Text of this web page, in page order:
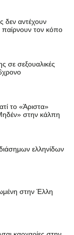
δεν αντέχουν
τον κόπο
σε σεξουαλικές
το «Άριστα»
στην κάλπη
ελληνίδων
στην Έλλη